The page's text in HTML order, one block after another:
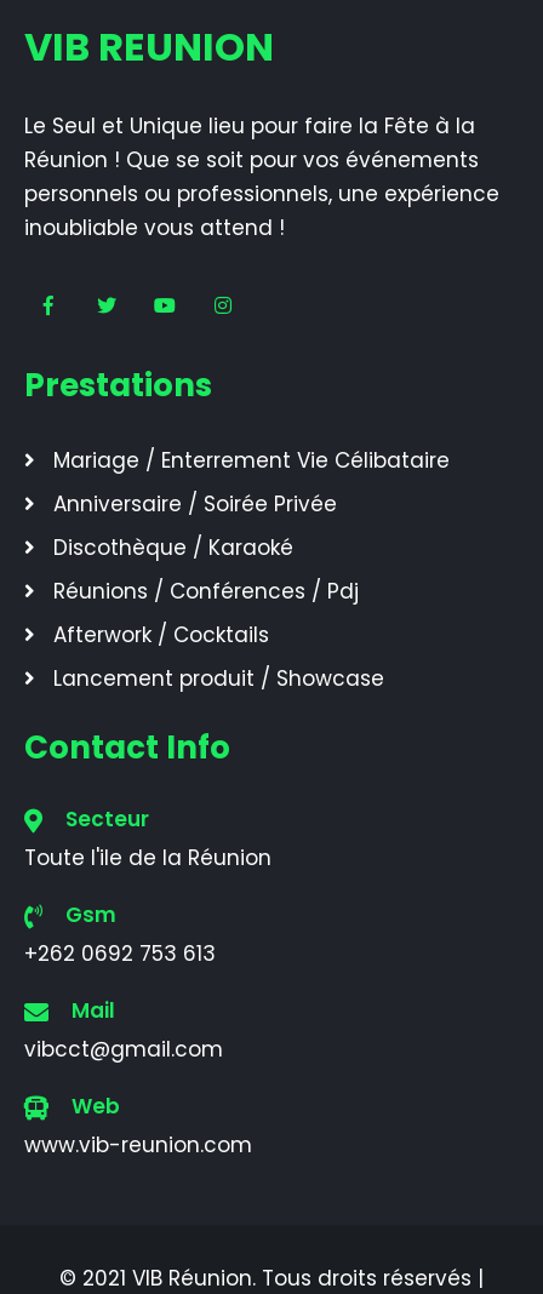
VIB REUNION
Le Seul et Unique lieu pour faire la Fête à la
Réunion ! Que se soit pour vos événements
personnels ou professionnels, une expérience
inoubliable vous attend !
Prestations
Mariage / Enterrement Vie Célibataire
Anniversaire / Soirée Privée
Discothèque / Karaoké
Réunions / Conférences / Pdj
Afterwork / Cocktails
Lancement produit / Showcase
Contact Info
Secteur
Toute l'ile de la Réunion
Gsm
+262 0692 753 613
Mail
vibcct@gmail.com
Web
www.vib-reunion.com
© 2021 VIB Réunion. Tous droits réservés |